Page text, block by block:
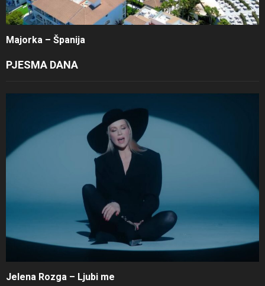
Majorka – Španija
PJESMA DANA
Jelena Rozga – Ljubi me